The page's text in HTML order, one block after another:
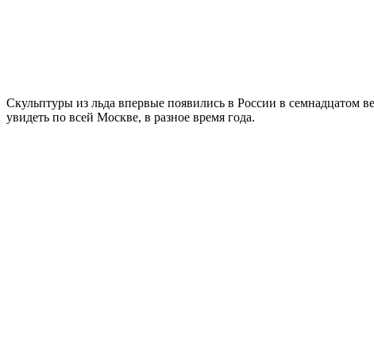
Скульптуры из льда впервые появились в России в семнадцатом
увидеть по всей Москве, в разное время года.